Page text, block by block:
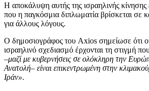
Η αποκάλυψη αυτής της ισραηλινής κίνησης
που η παγκόσμια διπλωματία βρίσκεται σε
για άλλους λόγους.
Ο δημοσιογράφος του Axios σημείωσε ότι οι
ισραηλινό σχεδιασμό έρχονται τη στιγμή
–μαζί με κυβερνήσεις σε ολόκληρη την
Ανατολή– είναι επικεντρωμένη στην
Ιράν».